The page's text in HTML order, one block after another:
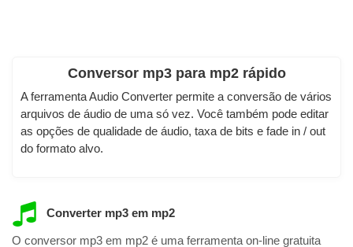
Conversor mp3 para mp2 rápido
A ferramenta Audio Converter permite a conversão de vários
arquivos de áudio de uma só vez. Você também pode editar
as opções de qualidade de áudio, taxa de bits e fade in / out
do formato alvo.
Converter mp3 em mp2
O conversor mp3 em mp2 é uma ferramenta on-line gratuita